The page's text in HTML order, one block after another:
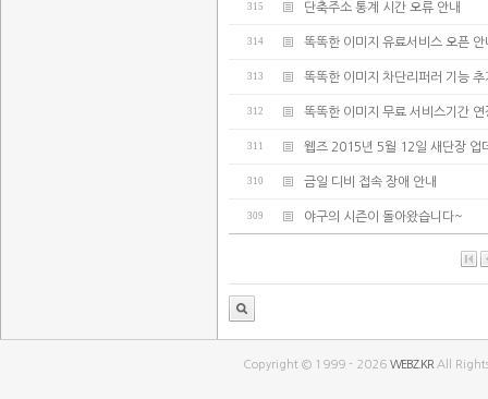
315 단축주소 통계 시간 오류 안내
314 똑똑한 이미지 유료서비스 오픈 안
313 똑똑한 이미지 차단리퍼러 기능 추
312 똑똑한 이미지 무료 서비스기간 연
311 웹즈 2015년 5월 12일 새단장 업
310 금일 디비 접속 장애 안내
309 야구의 시즌이 돌아왔습니다~
Copyright © 1999 - 2026WEBZ.KR All